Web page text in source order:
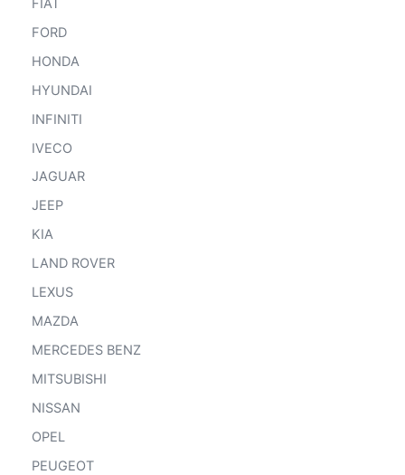
FIAT
FORD
HONDA
HYUNDAI
INFINITI
IVECO
JAGUAR
JEEP
KIA
LAND ROVER
LEXUS
MAZDA
MERCEDES BENZ
MITSUBISHI
NISSAN
OPEL
PEUGEOT